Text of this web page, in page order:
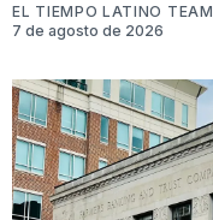
EL TIEMPO LATINO TEAM
7 de agosto de 2026